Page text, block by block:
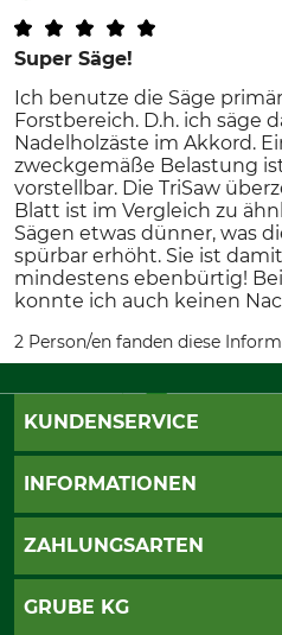
Super Säge!
Ich benutze die Säge
Forstbereich. D.h. ich säge
Nadelholzäste im Akkord.
zweckgemäße Belastung
vorstellbar. Die TriSaw
Blatt ist im Vergleich zu
Sägen etwas dünner, was
spürbar erhöht. Sie ist
mindestens ebenbürtig!
konnte ich auch keinen
2 Person/en fanden diese
KUNDENSERVICE
Live-Shopping
Seilwindenprüfung
INFORMATIONEN
AGB
ZAHLUNGSARTEN
PayPal
GRUBE KG